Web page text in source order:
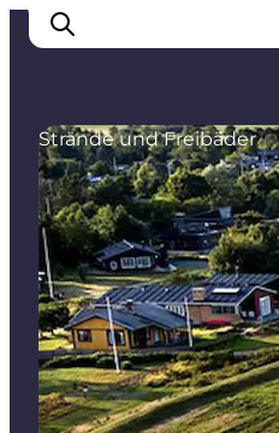
Inspiration
Regionen
Erlebnisse
Unterkünfte
Reiseplanung
Strände und Freibäder